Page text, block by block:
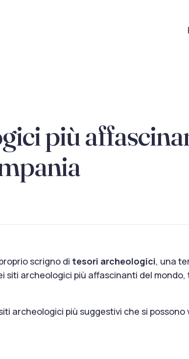
più
scrigno di tesori archeologici, una
archeologici più affascinanti del
archeologici più suggestivi che si possono